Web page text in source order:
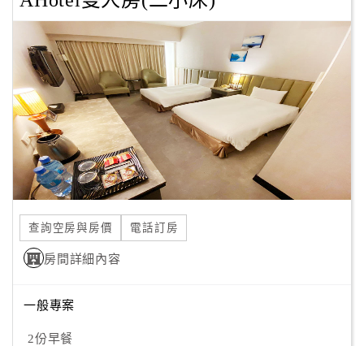
卡
房
請
款
收
據
合
作
提
案
店
查詢空房與房價 電話訂房
房間詳細內容
一般專案
2份早餐